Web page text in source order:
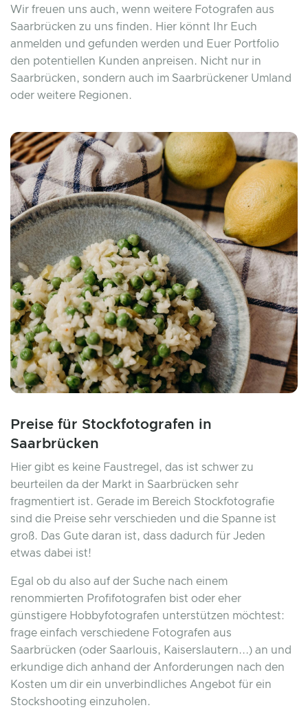
Wir freuen uns auch, wenn weitere Fotografen aus
Saarbrücken zu uns finden. Hier könnt Ihr Euch
anmelden und gefunden werden und Euer Portfolio
den potentiellen Kunden anpreisen. Nicht nur in
Saarbrücken, sondern auch im Saarbrückener Umland
oder weitere Regionen.
Preise für Stockfotografen in
Saarbrücken
Hier gibt es keine Faustregel, das ist schwer zu
beurteilen da der Markt in Saarbrücken sehr
fragmentiert ist. Gerade im Bereich Stockfotografie
sind die Preise sehr verschieden und die Spanne ist
groß. Das Gute daran ist, dass dadurch für Jeden
etwas dabei ist!
Egal ob du also auf der Suche nach einem
renommierten Profifotografen bist oder eher
günstigere Hobbyfotografen unterstützen möchtest:
frage einfach verschiedene Fotografen aus
Saarbrücken (oder Saarlouis, Kaiserslautern...) an und
erkundige dich anhand der Anforderungen nach den
Kosten um dir ein unverbindliches Angebot für ein
Stockshooting einzuholen.